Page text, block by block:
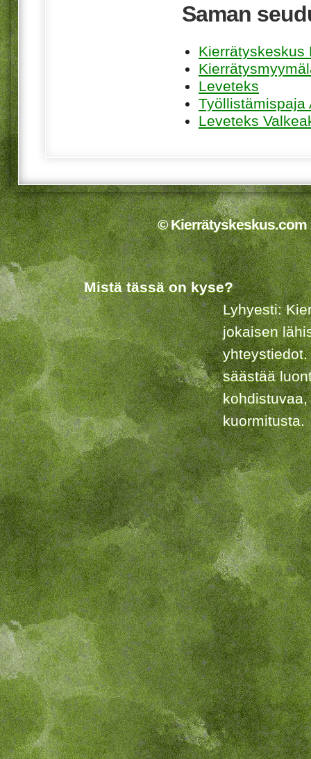
Saman
Kierrätyskeskus
Leveteks
Työllistämispaja
Leveteks
© Kierrätyskeskus.com
Mistä tässä on kyse?
Lyhyesti:
jokaisen
säästää
kuormitusta.